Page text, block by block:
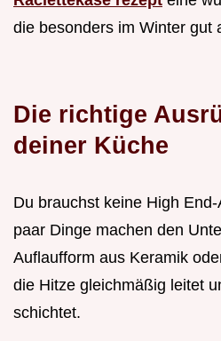
die besonders im Winter gut
Die richtige
deiner Küche
Du brauchst keine High
paar Dinge machen den
Auflaufform aus Keramik
die Hitze gleichmäßig leitet
schichtet.